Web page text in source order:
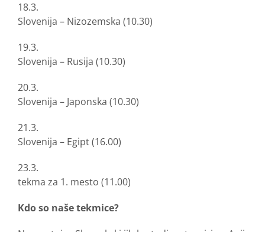
18.3.
Slovenija – Nizozemska (10.30)
19.3.
Slovenija – Rusija (10.30)
20.3.
Slovenija – Japonska (10.30)
21.3.
Slovenija – Egipt (16.00)
23.3.
tekma za 1. mesto (11.00)
Kdo so naše tekmice?